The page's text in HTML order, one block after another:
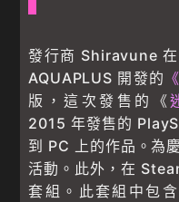
發行商 Shiravune 在
AQUAPLUS 開發的
版，這次發售的《
2015 年發售的
到 PC 上的作品。為
活動。此外，在
套組。此套組中包